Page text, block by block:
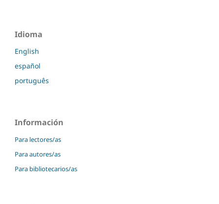
Idioma
English
español
português
Información
Para lectores/as
Para autores/as
Para bibliotecarios/as